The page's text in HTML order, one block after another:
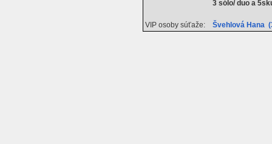
3 sólo/ duo a
VIP osoby súťaže: Švehlová Hana